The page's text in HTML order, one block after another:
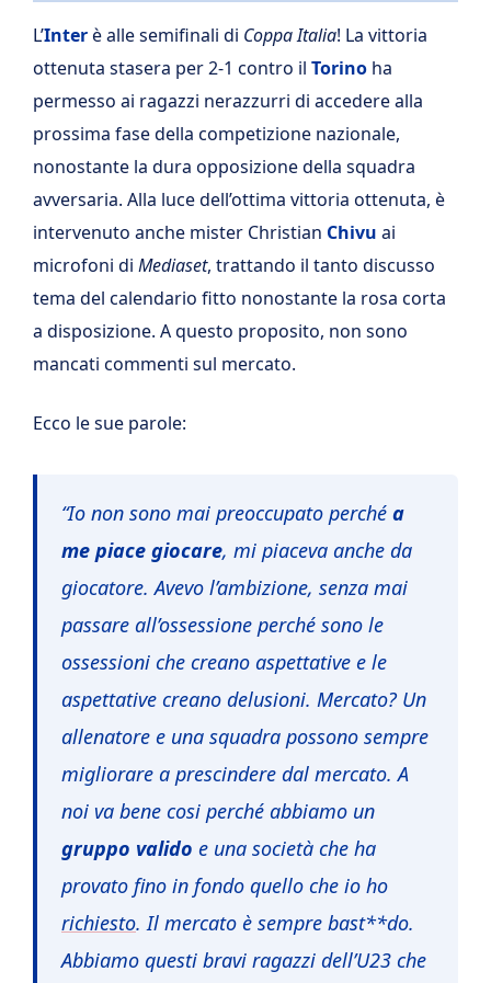
L’Interè alle semifinali di Coppa Italia! La vittoria
ottenuta stasera per 2-1 contro il Torino ha
permesso ai ragazzi nerazzurri di accedere alla
prossima fase della competizione nazionale,
nonostante la dura opposizione della squadra
avversaria. Alla luce dell’ottima vittoria ottenuta, è
intervenuto anche mister Christian Chivu ai
microfoni di Mediaset, trattando il tanto discusso
tema del calendario fitto nonostante la rosa corta
a disposizione. A questo proposito, non sono
mancati commenti sul mercato.
Ecco le sue parole:
“Io non sono mai preoccupato perché a
me piace giocare, mi piaceva anche da
giocatore. Avevo l’ambizione, senza mai
passare all’ossessione perché sono le
ossessioni che creano aspettative e le
aspettative creano delusioni. Mercato? Un
allenatore e una squadra possono sempre
migliorare a prescindere dal mercato. A
noi va bene cosi perché abbiamo un
gruppo valido e una società che ha
provato fino in fondo quello che io ho
richiesto. Il mercato è sempre bast**do.
Abbiamo questi bravi ragazzi dell’U23 che